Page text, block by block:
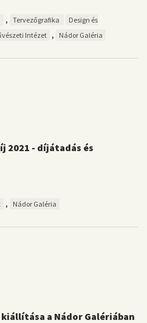
, Tervezőgrafika
Design és
Intézet , Nádor Galéria
2021 - díjátadás és
, Nádor Galéria
kiállítása a Nádor Galériában